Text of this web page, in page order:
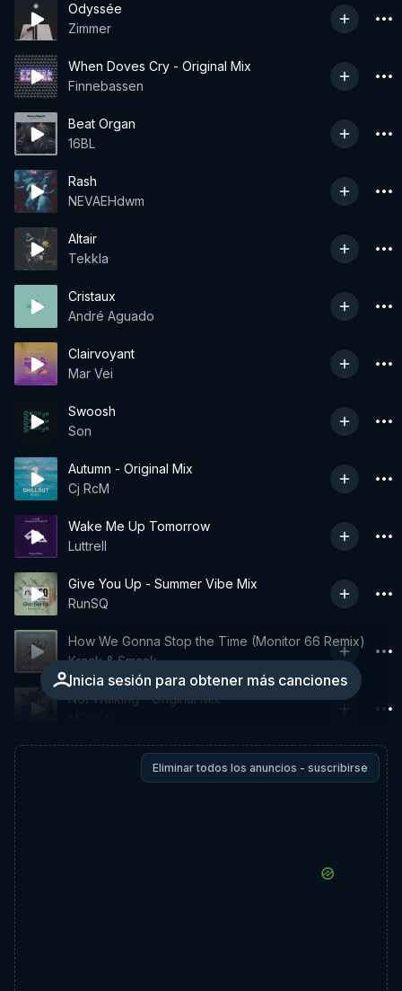
Odyssée
Zimmer
When Doves Cry - Original Mix
Finnebassen
Beat Organ
16BL
Rash
NEVAEHdwm
Altair
Tekkla
Cristaux
André Aguado
Clairvoyant
Mar Vei
Swoosh
Son
Autumn - Original Mix
Cj RcM
Wake Me Up Tomorrow
Luttrell
Give You Up - Summer Vibe Mix
RunSQ
Inicia sesión para obtener más canciones
How We Gonna Stop the Time (Monitor 66 Remix)
Kraak & Smaak
Not Walking - Original Mix
Eliminar todos los anuncios - suscribirse